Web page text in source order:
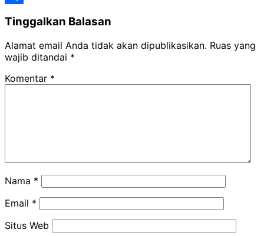
Tinggalkan Balasan
Alamat email Anda tidak akan dipublikasikan. Ruas yang
wajib ditandai *
Komentar *
Nama *
Email *
Situs Web